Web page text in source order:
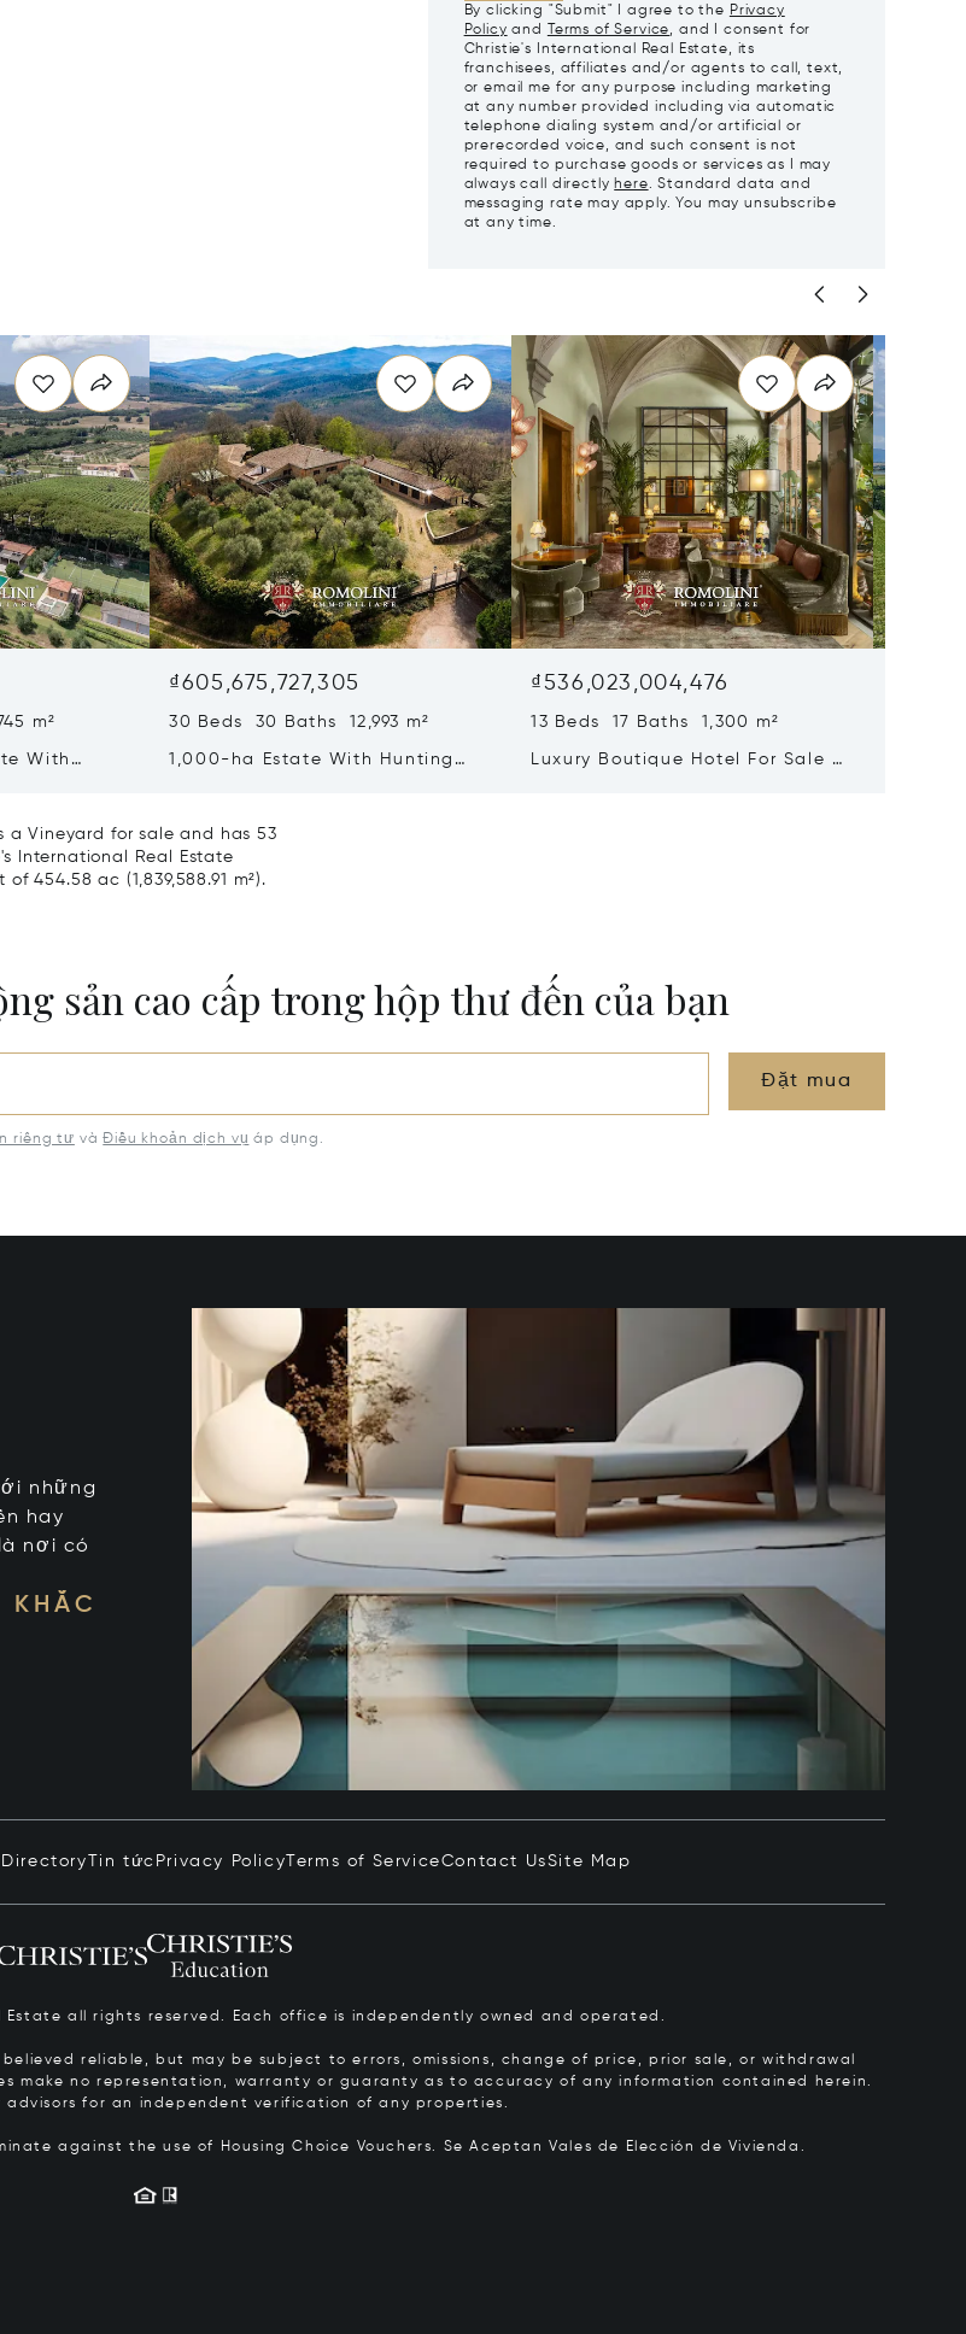
By clicking "Submit" I agree to the Privacy
Policy and Terms of Service, and I consent for
Christie's International Real Estate, its
franchisees, affiliates and/or agents to call, text,
or email me for any purpose including marketing
at any number provided including via automatic
telephone dialing system and/or artificial or
prerecorded voice, and such consent is not
required to purchase goods or services as I may
always call directly here. Standard data and
messaging rate may apply. You may unsubscribe
at any time.
m²
With
₫605,675,727,305
30 Beds 30 Baths 12,993 m²
1,000-ha Estate With Hunting
₫536,023,004,476
13 Beds 17 Baths 1,300 m²
Luxury Boutique Hotel For Sale In
is a Vineyard for sale and has 53
International Real Estate
454.58 ac (1,839,588.91 m²).
sản cao cấp trong hộp thư đến của bạn
Đặt mua
riêng tư vàĐiều khoản dịch vụ áp dụng.
những
hay
nơi có
KHẮC
Tin tức Privacy Policy Terms of ServiceContact UsSite Map
Estate all rights reserved. Each office is independently owned and operated.
reliable, but may be subject to errors, omissions, change of price, prior sale, or withdrawal
make no representation, warranty or guaranty as to accuracy of any information contained herein.
advisors for an independent verification of any properties.
against the use of Housing Choice Vouchers. Se Aceptan Vales de Elección de Vivienda.